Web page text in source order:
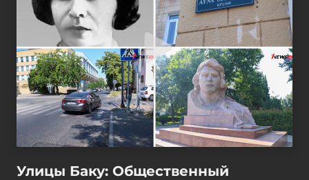
Улицы Баку: Общественный